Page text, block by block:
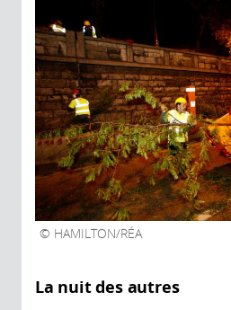
HAMILTON/RÉA
La nuit des autres